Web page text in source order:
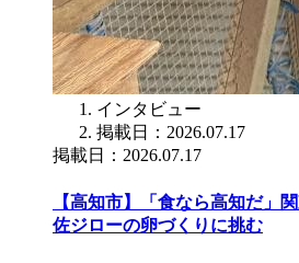
インタビュー
掲載日：2026.07.17
掲載日：2026.07.17
【高知市】「食なら高知だ」
佐ジローの卵づくりに挑む